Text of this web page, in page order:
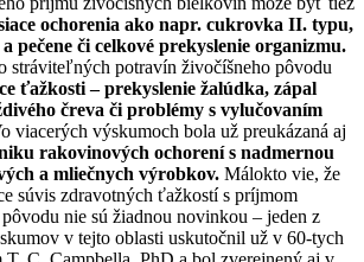
ochorenia ako napr. cukrovka II. typu,
pečene či celkové prekyslenie organizmu.
stráviteľných potravín živočíšneho pôvodu
ťažkosti – prekyslenie žalúdka, zápal
čreva či problémy s vylučovaním
viacerých výskumoch bola už preukázaná aj
rakovinových ochorení s nadmernou
a mliečnych výrobkov. Málokto vie, že
súvis zdravotných ťažkostí s príjmom
nie sú žiadnou novinkou – jeden z
v tejto oblasti uskutočnil už v 60-tych